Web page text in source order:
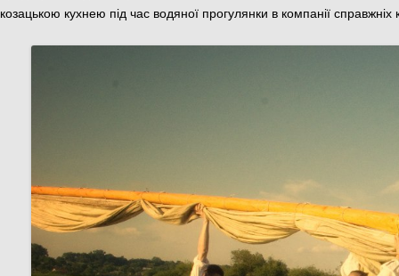
козацькою кухнею під час водяної прогулянки в компанії справжніх